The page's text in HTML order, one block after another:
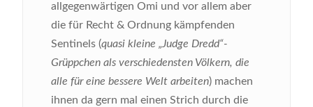
allgegenwärtigen Omi und vor allem aber
die für Recht & Ordnung kämpfenden
Sentinels (quasi kleine „Judge Dredd“-
Grüppchen als verschiedensten Völkern, die
alle für eine bessere Welt arbeiten) machen
ihnen da gern mal einen Strich durch die